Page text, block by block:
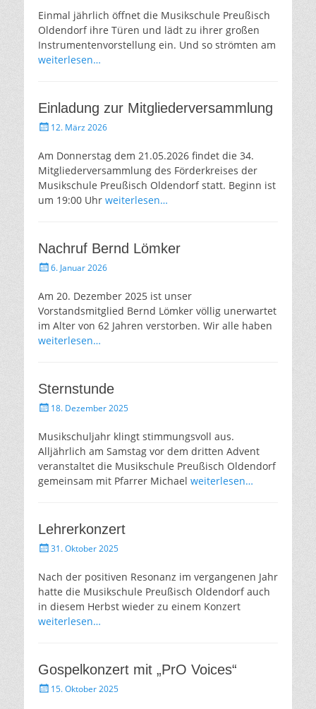
Einmal jährlich öffnet die Musikschule Preußisch
Oldendorf ihre Türen und lädt zu ihrer großen
Instrumentenvorstellung ein. Und so strömten am
weiterlesen…
Einladung zur Mitgliederversammlung
Gepostet
12. März 2026
Am Donnerstag dem 21.05.2026 findet die 34.
Mitgliederversammlung des Förderkreises der
Musikschule Preußisch Oldendorf statt. Beginn ist
um 19:00 Uhr weiterlesen…
Nachruf Bernd Lömker
Gepostet
6. Januar 2026
Am 20. Dezember 2025 ist unser
Vorstandsmitglied Bernd Lömker völlig unerwartet
im Alter von 62 Jahren verstorben. Wir alle haben
weiterlesen…
Sternstunde
Gepostet
18. Dezember 2025
Musikschuljahr klingt stimmungsvoll aus.
Alljährlich am Samstag vor dem dritten Advent
veranstaltet die Musikschule Preußisch Oldendorf
gemeinsam mit Pfarrer Michael weiterlesen…
Lehrerkonzert
Gepostet
31. Oktober 2025
Nach der positiven Resonanz im vergangenen Jahr
hatte die Musikschule Preußisch Oldendorf auch
in diesem Herbst wieder zu einem Konzert
weiterlesen…
Gospelkonzert mit „PrO Voices“
Gepostet
15. Oktober 2025